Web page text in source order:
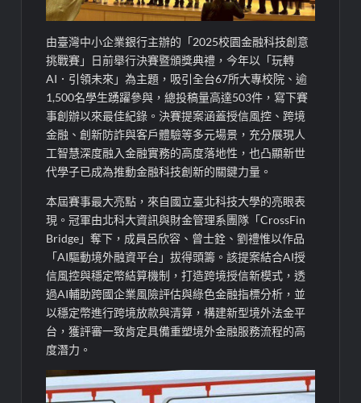
由臺灣中小企業銀行主辦的「2025校園金融科技創意
挑戰賽」日前舉行決賽暨頒獎典禮，今年以「玩轉
AI．引領未來」為主題，吸引全台67所大專校院、逾
1,500名學生踴躍參與，總投稿量高達503件，寫下賽
事創辦以來最佳紀錄。決賽提案涵蓋授信風控、跨境
金融、創新防詐與客戶體驗等多元場景，充分展現人
工智慧深度融入金融實務的高度落地性，也凸顯新世
代學子已成為推動金融科技創新的關鍵力量。
本屆賽事最大亮點，來自國立臺北科技大學的亮眼表
現。冠軍由北科大資訊與財金管理系團隊「CrossFin
Bridge」奪下，成員呂欣容、曾士銓、劉禮惟以作品
「AI驅動境外融資平台」拔得頭籌。該提案結合AI授
信風控與穩定幣結算機制，打造跨境授信新模式，透
過AI輔助跨國企業風險評估與綠色金融指標分析，並
以穩定幣進行跨境放款與清算，構建新型境外法金平
台，獲評審一致肯定具備重塑境外金融服務流程的高
度潛力。